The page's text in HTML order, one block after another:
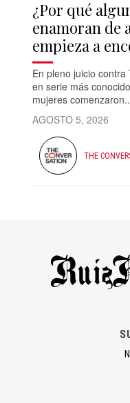
¿Por qué
enamoran de
empieza a
En pleno juicio
en serie más
mujeres
AGOSTO 5, 2026
THE